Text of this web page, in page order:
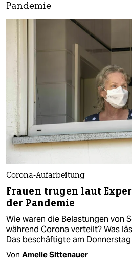
Pandemie
Corona-Aufarbeitung
Frauen trugen laut
der Pandemie
Wie waren die Belastungen von
während Corona verteilt? Was
Das beschäftigte am
Von Amelie Sittenauer